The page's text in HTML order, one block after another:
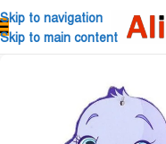
Skip to navigation
Skip to main content